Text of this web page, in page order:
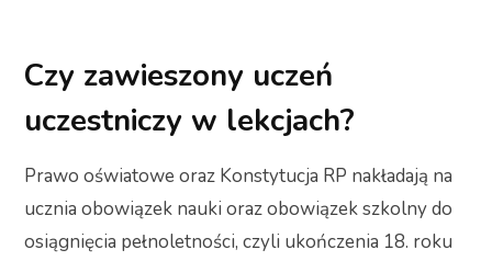
Czy zawieszony uczeń
uczestniczy w lekcjach?
Prawo oświatowe oraz Konstytucja RP nakładają na
ucznia obowiązek nauki oraz obowiązek szkolny do
osiągnięcia pełnoletności, czyli ukończenia 18. roku